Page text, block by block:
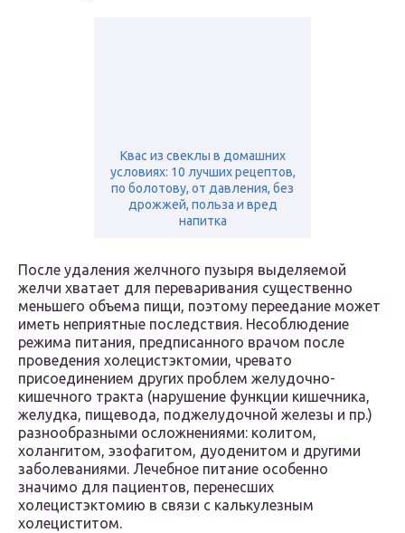
Квас из свеклы в домашних
условиях: 10 лучших рецептов,
по болотову, от давления, без
дрожжей, польза и вред
напитка
После удаления желчного пузыря выделяемой
желчи хватает для переваривания существенно
меньшего объема пищи, поэтому переедание может
иметь неприятные последствия. Несоблюдение
режима питания, предписанного врачом после
проведения холецистэктомии, чревато
присоединением других проблем желудочно-
кишечного тракта (нарушение функции кишечника,
желудка, пищевода, поджелудочной железы и пр.)
разнообразными осложнениями: колитом,
холангитом, эзофагитом, дуоденитом и другими
заболеваниями. Лечебное питание особенно
значимо для пациентов, перенесших
холецистэктомию в связи с калькулезным
холециститом.